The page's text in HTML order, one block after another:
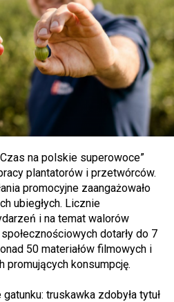
na polskie superowoce”
plantatorów i przetwórców.
promocyjne zaangażowało
ubiegłych. Licznie
i na temat walorów
dotarły do 7
50 materiałów filmowych i
promujących konsumpcję.
truskawka zdobyła tytuł